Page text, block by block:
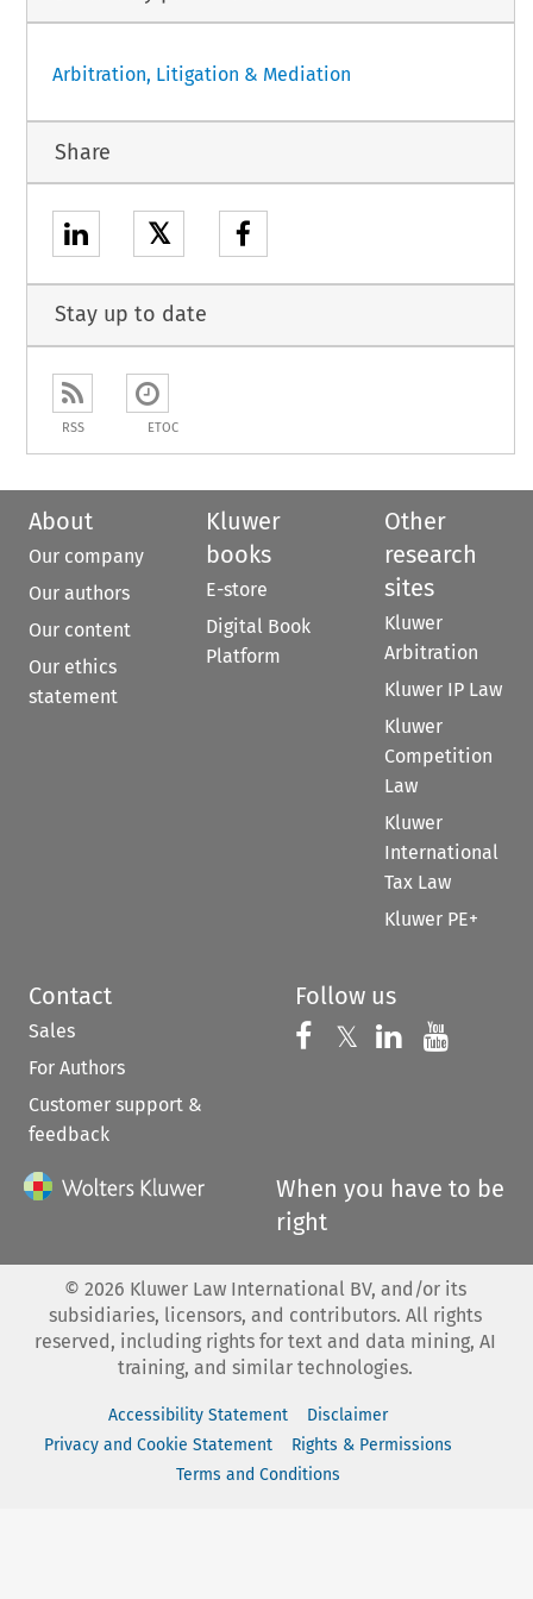
Arbitration, Litigation & Mediation
Share
𝕏
Stay up to date
RSS ETOC
About
Our company
Our authors
Our content
Our ethics
statement
Kluwer
books
E-store
Digital Book
Platform
Other
research
sites
Kluwer
Arbitration
Kluwer IP Law
Kluwer
Competition
Law
Kluwer
International
Tax Law
Kluwer PE+
Contact
Sales
For Authors
Customer support &
feedback
Follow us
Follow us on
𝕏 Follow us on
Follow us
When you have to be
right
© 2026 Kluwer Law International BV, and/or its
subsidiaries, licensors, and contributors. All rights
reserved, including rights for text and data mining, AI
training, and similar technologies.
Accessibility Statement
Disclaimer
Privacy and Cookie Statement
Rights & Permissions
Terms and Conditions